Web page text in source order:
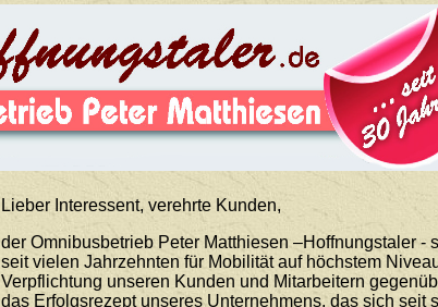
Lieber Interessent, verehrte Kunden,
der Omnibusbetrieb Peter Matthiesen –Hoffnungstaler -
seit vielen Jahrzehnten für Mobilität auf höchstem
Verpflichtung unseren Kunden und Mitarbeitern
das Erfolgsrezept unseres Unternehmens, das sich seit